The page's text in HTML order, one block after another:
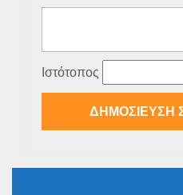
Ιστότοπος